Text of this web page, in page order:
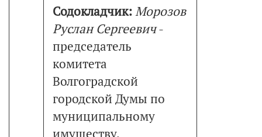
Содокладчик:Морозов
Руслан Сергеевич-
председатель
комитета
Волгоградской
городской Думы по
муниципальному
имуществу,